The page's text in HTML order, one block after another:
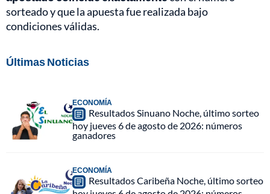
sorteado y que la apuesta fue realizada bajo
condiciones válidas.
Últimas Noticias
ECONOMÍA
Resultados Sinuano Noche, último sorteo
hoy jueves 6 de agosto de 2026: números
ganadores
ECONOMÍA
Resultados Caribeña Noche, último sorteo